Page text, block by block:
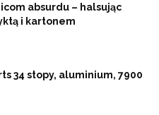
absurdu – halsując
i kartonem
34 stopy, aluminium, 7900